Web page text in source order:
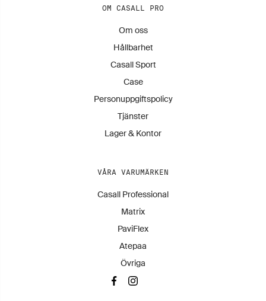
OM CASALL PRO
Om oss
Hållbarhet
Casall Sport
Case
Personuppgiftspolicy
Tjänster
Lager & Kontor
VÅRA VARUMÄRKEN
Casall Professional
Matrix
PaviFlex
Atepaa
Övriga